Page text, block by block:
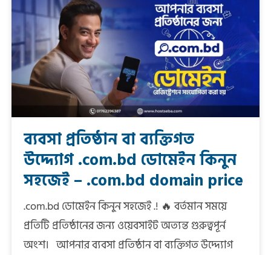
ব্যবসা প্রতিষ্ঠান বা ব্যক্তিগত
উদ্দ্যোগ .com.bd ডোমেইন কিনুন
সহজেই – .com.bd domain price
.com.bd ডোমেইন কিনুন সহজেই .! 🔥 বর্তমান সময়ে
প্রতিটি প্রতিষ্ঠানের জন্য ওয়েবসাইট অত্যন্ত গুরুত্বপূর্ন
অংশ। আপনার ব্যবসা প্রতিষ্ঠান বা ব্যক্তিগত উদ্দ্যোগ